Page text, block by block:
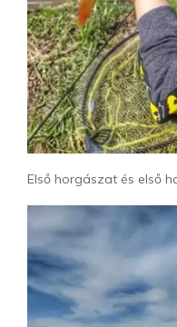
Első horgászat és első